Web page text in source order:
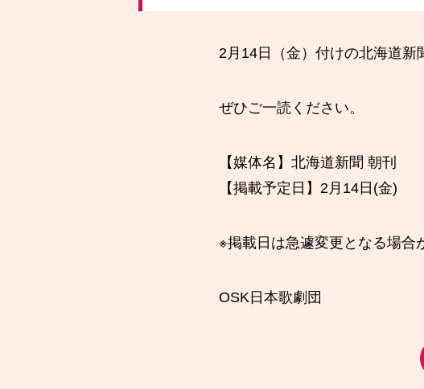
2月14日（金）付けの北海道新
ぜひご一読ください。
【媒体名】北海道新聞 朝刊
【掲載予定日】2月14日(金)
※掲載日は急遽変更となる場合
OSK日本歌劇団